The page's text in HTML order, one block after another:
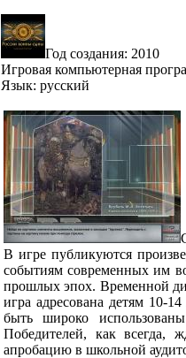
Год создания: 2010
Игровая компьютерная
Язык: русский
В игре публикуются
событиям современных им
прошлых эпох. Временной
игра адресована детям 10-
быть широко
Победителей, как всегда,
апробацию в школьной